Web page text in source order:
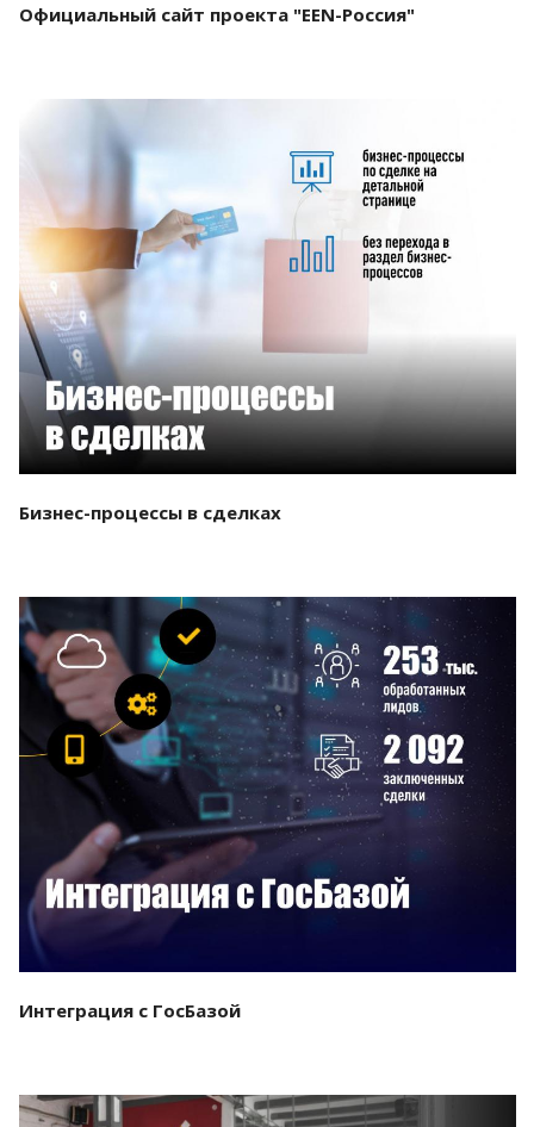
Официальный сайт проекта "EEN-Россия"
Бизнес-процессы в сделках
Смотреть проект
Интеграция с ГосБазой